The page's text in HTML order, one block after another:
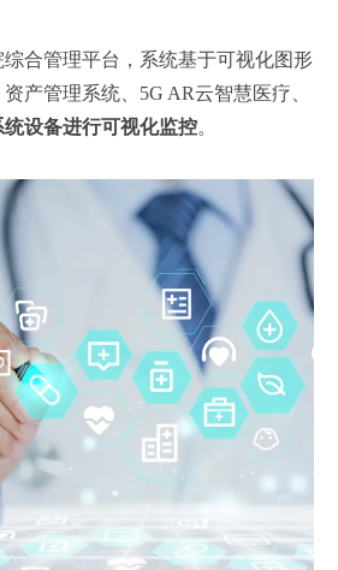
合管理平台，系统基于可视化图形
产管理系统、5G AR云智慧医疗、
统设备进行可视化监控。